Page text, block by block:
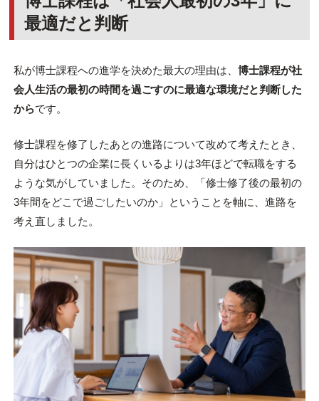
最適だと判断
私が博士課程への進学を決めた最大の理由は、 博士課程が社
会人生活の最初の時間を過ごすのに最適な環境だと判断した
からです。
修士課程を修了したあとの進路について改めて考えたとき、
自分はひとつの企業に長くいるよりは3年ほどで転職をする
ような気がしていました。そのため、「修士修了後の最初の
3年間をどこで過ごしたいのか」ということを軸に、進路を
考え直しました。